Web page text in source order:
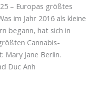
– Europas größtes
im Jahr 2016 als kleine
begann, hat sich in
Cannabis-
Mary Jane Berlin.
Duc Anh